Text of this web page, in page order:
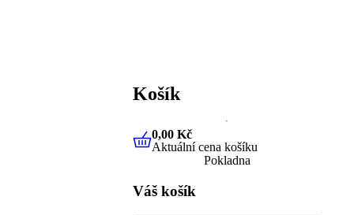
Košík
0,00 KčAktuální cena košíku
0,00 Kč
Aktuální cena košíku
Pokladna
Váš košík